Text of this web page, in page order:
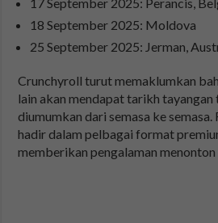
17 September 2025: Perancis,
18 September 2025: Moldova
25 September 2025: Jerman,
Crunchyroll turut memaklumkan
lain akan mendapat tarikh
diumumkan dari semasa ke semasa.
hadir dalam pelbagai format
memberikan pengalaman